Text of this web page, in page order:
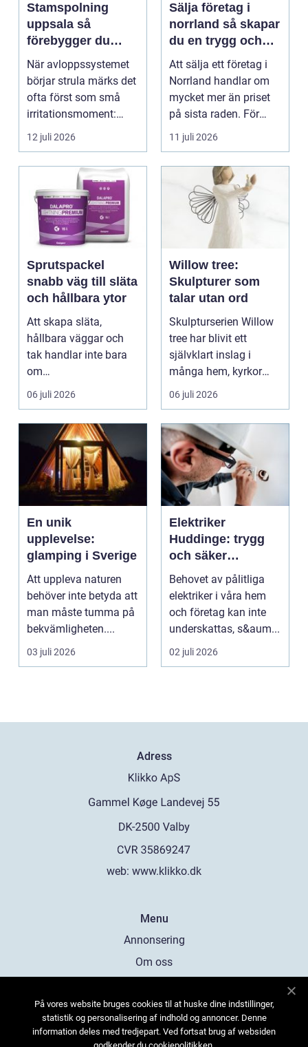
Stamspolning
uppsala så
förebygger du
stopp och
vattenskador i
fastigheten
När avloppssystemet
börjar strula märks det
ofta först som små
irritationsmoment:
långsam avrinning ...
12 juli 2026
Sälja företag i
norrland så skapar
du en trygg och
lönsam affär
Att sälja ett företag i
Norrland handlar om
mycket mer än priset
på sista raden. För
många entrepren...
11 juli 2026
Sprutspackel
snabb väg till släta
och hållbara ytor
Att skapa släta,
hållbara väggar och
tak handlar inte bara
om
hantverksskicklighet.
Valet av materia...
06 juli 2026
Willow tree:
Skulpturer som
talar utan ord
Skulpturserien Willow
tree har blivit ett
självklart inslag i
många hem, kyrkor
och kapel...
06 juli 2026
En unik
upplevelse:
glamping i Sverige
Att uppleva naturen
behöver inte betyda att
man måste tumma på
bekvämligheten....
03 juli 2026
Elektriker
Huddinge: trygg
och säker
elinstallation
Behovet av pålitliga
elektriker i våra hem
och företag kan inte
underskattas, s&aum...
02 juli 2026
Adress
web: www.klikko.dk
Menu
Annonsering
Om oss
Kontakta oss
Sitemap
På vores website bruges cookies til at huske dine indstillinger,
statistik og personalisering af indhold og annoncer. Denne
information deles med tredjepart. Ved fortsat brug af websiden